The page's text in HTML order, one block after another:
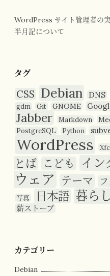
WordPress サイト管理者の
半月記について
タグ
CSS Debian DNS
gdm Git GNOME
Jabber Markdown
PostgreSQL Python
WordPress
とば こども イン
ウェア
テーマ
写真 日本語 暮ら
薪ストーブ
カテゴリー
Debian